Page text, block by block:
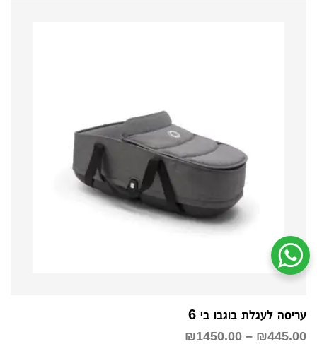
עריסה לעגלת בוגבו בי 6
₪445.00
–
₪1450.00
שיחת ווטסאפ עם שירות הלקוחות